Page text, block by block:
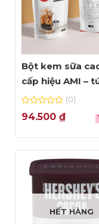
Bột kem sữa
cấp hiệu AMI –
1kg
0
out
(0)
94.500 ₫
HẾT HÀNG